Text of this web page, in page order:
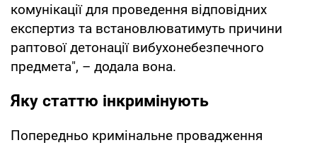
комунікації для проведення відповідних
експертиз та встановлюватимуть причини
раптової детонації вибухонебезпечного
предмета", – додала вона.
Яку статтю інкримінують
Попередньо кримінальне провадження